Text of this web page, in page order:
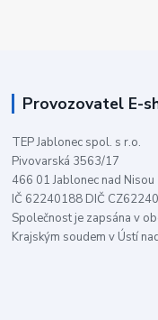
Provozovatel E-
TEP Jablonec spol. s r.o.
Pivovarská 3563/17
466 01 Jablonec nad Nisou
IČ 62240188 DIČ
Společnost je zapsána v
Krajským soudem v Ústí